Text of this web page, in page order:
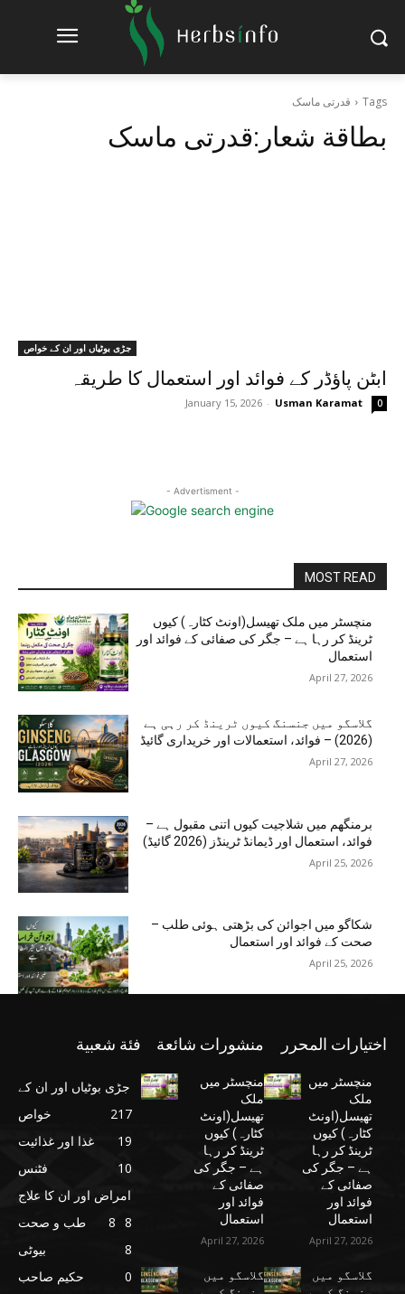
Tags قدرتی ماسک
بطاقة شعار:قدرتی ماسک
جڑی بوٹیاں اور ان کے خواص
ابٹن پاؤڈر کے فوائد اور استعمال کا طریقہ
Usman Karamat
-
January 15, 2026 0
- Advertisment -
MOST READ
منچسٹر میں ملک تھیسل(اونٹ کٹارہ) کیوں
ٹرینڈ کر رہا ہے – جگر کی صفائی کے فوائد اور
استعمال
April 27, 2026
گلاسگو میں جنسنگ کیوں ٹرینڈ کر رہی ہے
(2026) – فوائد، استعمالات اور خریداری گائیڈ
April 27, 2026
برمنگھم میں شلاجیت کیوں اتنی مقبول ہے –
فوائد، استعمال اور ڈیمانڈ ٹرینڈز (2026 گائیڈ)
April 25, 2026
شکاگو میں اجوائن کی بڑھتی ہوئی طلب –
صحت کے فوائد اور استعمال
April 25, 2026
اختيارات المحرر
منچسٹر میں
ملک
تھیسل(اونٹ
کٹارہ) کیوں
ٹرینڈ کر رہا
ہے – جگر کی
صفائی کے
فوائد اور
استعمال
April 27, 2026
گلاسگو میں
منشورات شائعة
منچسٹر میں
ملک
تھیسل(اونٹ
کٹارہ) کیوں
ٹرینڈ کر رہا
ہے – جگر کی
صفائی کے
فوائد اور
استعمال
April 27, 2026
گلاسگو میں
فئة شعبية
جڑی بوٹیاں اور ان کے
خواص
217
غذا اور غذائیت
19
فٹنس
10
امراض اور ان کا علاج
8
طب و صحت
8
بیوٹی
8
حکیم صاحب
0